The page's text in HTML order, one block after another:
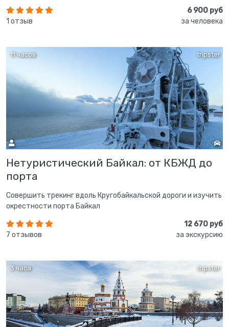
1 отзыв
6 900 руб
за человека
tripster
11 часов
Нетуристический Байкал: от КБЖД до
порта
Совершить трекинг вдоль Кругобайкальской дороги и изучить
окрестности порта Байкал
7 отзывов
12 670 руб
за экскурсию
tripster
3 часа